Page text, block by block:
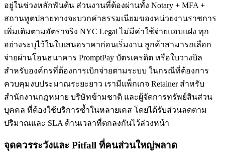
อยู่ในช่วงหลักพันต้น ส่วนงานที่ต้องผ่านทั้ง Notary + MFA +
สถานทูตปลายทางจะบวกค่าธรรมเนียมของหน่วยงานราชการ
เพิ่มเติมตามอัตราจริง NYC Legal ไม่มีค่าใช้จ่ายแอบแฝง ทุก
อย่างระบุไว้ในใบเสนอราคาก่อนเริ่มงาน ลูกค้าสามารถเลือก
จ่ายผ่านโอนธนาคาร PromptPay บัตรเครดิต หรือใบวางบิล
สำหรับองค์กรที่ต้องการเบิกจ่ายตามระบบ ในกรณีที่ต้องการ
ควบคุมงบประมาณระยะยาว เรามีแพ็กเกจ Retainer สำหรับ
สำนักงานกฎหมาย บริษัทข้ามชาติ และผู้จัดการทรัพย์สินส่วน
บุคคล ที่ต้องใช้บริการซ้ำในหลายเคส โดยได้รับส่วนลดตาม
ปริมาณและ SLA ด้านเวลาที่ตกลงกันไว้ล่วงหน้า
จุดควรระวังและ Pitfall ที่คนส่วนใหญ่พลาด